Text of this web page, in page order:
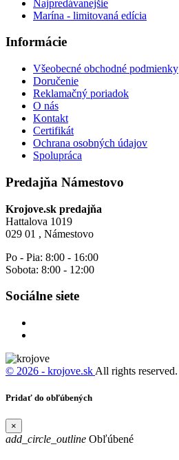
Najpredávanejšie
Marína - limitovaná edícia
Informácie
Všeobecné obchodné podmienky
Doručenie
Reklamačný poriadok
O nás
Kontakt
Certifikát
Ochrana osobných údajov
Spolupráca
Predajňa Námestovo
Krojove.sk predajňa
Hattalova 1019
029 01 , Námestovo
Po - Pia: 8:00 - 16:00
Sobota: 8:00 - 12:00
Sociálne siete
© 2026 - krojove.sk All rights reserved.
Pridať do obľúbených
×
add_circle_outline Obľúbené